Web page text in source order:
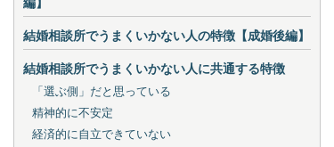
結婚相談所でうまくいかない人の特徴【成婚後編】
結婚相談所でうまくいかない人に共通する特徴
「選ぶ側」だと思っている
精神的に不安定
経済的に自立できていない